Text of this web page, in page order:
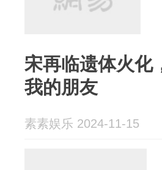
宋再临遗体火化
我的朋友
素素娱乐 2024-11-15